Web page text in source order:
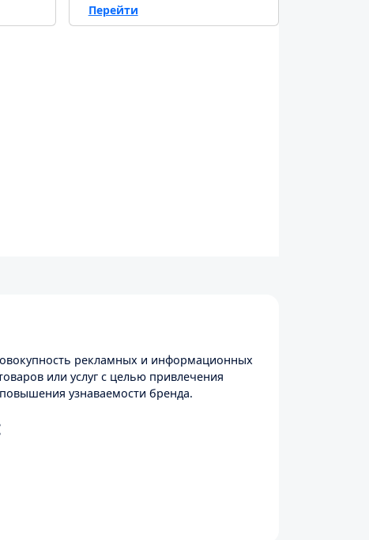
Перейти
рекламных и информационных
или услуг с целью привлечения
узнаваемости бренда.